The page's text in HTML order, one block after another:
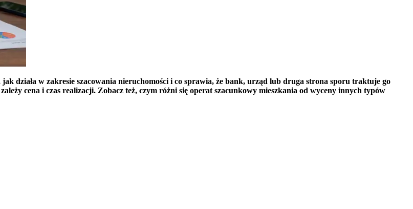
działa w zakresie szacowania nieruchomości i co sprawia, że bank, urząd lub druga strona sporu traktuje go
cena i czas realizacji. Zobacz też, czym różni się operat szacunkowy mieszkania od wyceny innych typów